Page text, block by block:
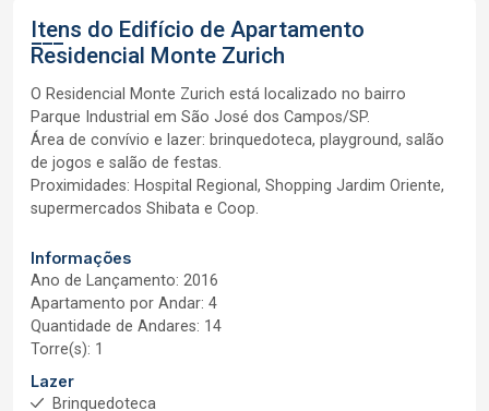
Itens do Edifício de Apartamento
Residencial Monte Zurich
O Residencial Monte Zurich está localizado no bairro
Parque Industrial em São José dos Campos/SP.
Área de convívio e lazer: brinquedoteca, playground, salão
de jogos e salão de festas.
Proximidades: Hospital Regional, Shopping Jardim Oriente,
supermercados Shibata e Coop.
Informações
Ano de Lançamento: 2016
Apartamento por Andar: 4
Quantidade de Andares: 14
Torre(s): 1
Lazer
Brinquedoteca